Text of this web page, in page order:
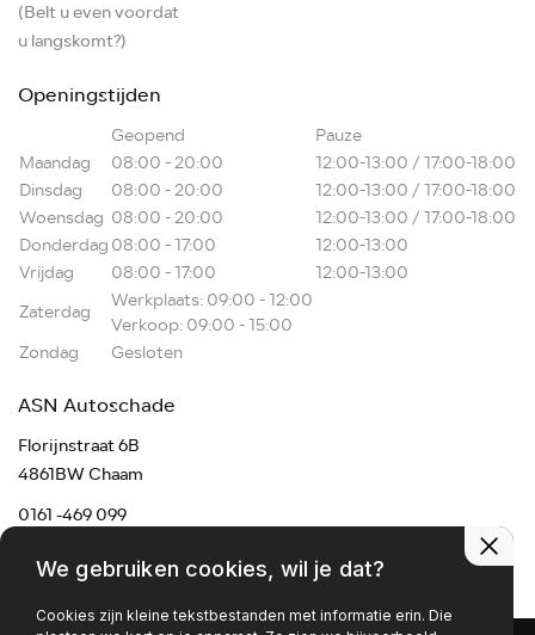
(Belt u even voordat
u langskomt?)
Openingstijden
Geopend
Pauze
Maandag
08:00 - 20:00
12:00-13:00 / 17:00-18:00
Dinsdag
08:00 - 20:00
12:00-13:00 / 17:00-18:00
Woensdag 08:00 - 20:00
12:00-13:00 / 17:00-18:00
Donderdag08:00 - 17:00
12:00-13:00
Vrijdag
08:00 - 17:00
12:00-13:00
Zaterdag
Werkplaats: 09:00 - 12:00
Verkoop: 09:00 - 15:00
Zondag
Gesloten
ASN Autoschade
Florijnstraat 6B
4861BW Chaam
0161 -469 099
chaam@asnmail.nl
We gebruiken cookies, wil je dat?
Cookies zijn kleine tekstbestanden met informatie erin. Die